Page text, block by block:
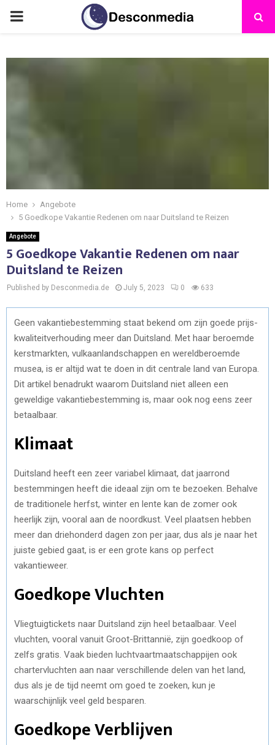
Home
Angebote
5 Goedkope Vakantie Redenen om naar Duitsland te Reizen
Angebote
5 Goedkope Vakantie Redenen om naar
Duitsland te Reizen
Published by Desconmedia.de July 5, 2023 0 633
Geen vakantiebestemming staat bekend om zijn goede prijs-
kwaliteitverhouding meer dan Duitsland. Met haar beroemde
kerstmarkten, vulkaanlandschappen en wereldberoemde
musea, is er altijd wat te doen in dit centrale land van Europa.
Dit artikel benadrukt waarom Duitsland niet alleen een
geweldige vakantiebestemming is, maar ook nog eens zeer
betaalbaar.
Klimaat
Duitsland heeft een zeer variabel klimaat, dat jaarrond
bestemmingen heeft die ideaal zijn om te bezoeken. Behalve
de traditionele herfst, winter en lente kan de zomer ook
heerlijk zijn, vooral aan de noordkust. Veel plaatsen hebben
meer dan driehonderd dagen zon per jaar, dus als je naar het
juiste gebied gaat, is er een grote kans op perfect
vakantieweer.
Goedkope Vluchten
Vliegtuigtickets naar Duitsland zijn heel betaalbaar. Veel
vluchten, vooral vanuit Groot-Brittannië, zijn goedkoop of
zelfs gratis. Vaak bieden luchtvaartmaatschappijen ook
chartervluchten aan naar verschillende delen van het land,
dus als je de tijd neemt om goed te zoeken, kun je
waarschijnlijk veel geld besparen.
Goedkope Verblijven